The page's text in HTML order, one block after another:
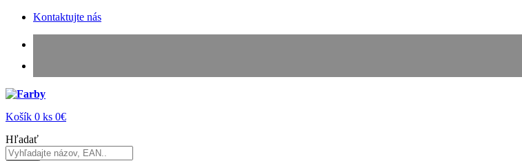
Kontaktujte nás
Košík 0 ks 0€
Hľadať